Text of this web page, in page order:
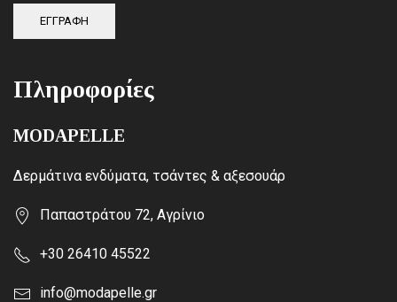
ΕΓΓΡΑΦΗ
Πληροφορίες
MODAPELLE
Δερμάτινα ενδύματα, τσάντες & αξεσουάρ
Παπαστράτου 72, Αγρίνιο
+30 26410 45522
info@modapelle.gr